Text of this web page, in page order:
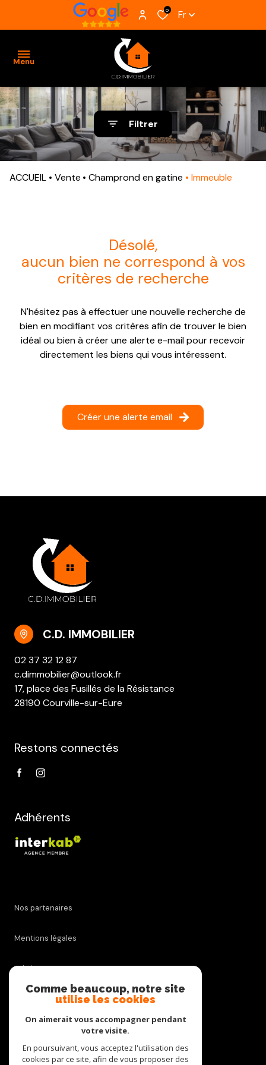
0 Fr
Menu
ACCUEIL
VENTES
BIENS
VENDUS
CONTACT
Filtrer
ACCUEIL Vente Champrond en gatine Immeuble
désolé,
aucun bien ne correspond à vos
critères de recherche
N'hésitez pas à effectuer une nouvelle recherche de
bien en modifiant vos critères afin de trouver le bien
idéal ou bien à créer une alerte e-mail pour recevoir
directement les biens qui vous intéressent.
Créer une alerte email
C.D. IMMOBILIER
02 37 32 12 87
c.dimmobilier@outlook.fr
17, place des Fusillés de la Résistance
28190 Courville-sur-Eure
Restons connectés
Adhérents
Nos partenaires
Mentions légales
Admin
Nos honoraires
Cookies
Comme beaucoup, notre site
utilise les cookies
On aimerait vous accompagner pendant
votre visite.
En poursuivant, vous acceptez l'utilisation des
cookies par ce site, afin de vous proposer des